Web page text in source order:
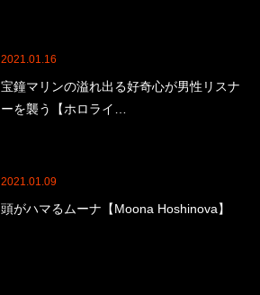
2021.01.16
宝鐘マリンの溢れ出る好奇心が男性リスナ
ーを襲う【ホロライ…
2021.01.09
頭がハマるムーナ【Moona Hoshinova】